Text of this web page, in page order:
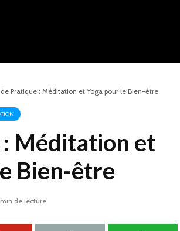
Pratique : Méditation et Yoga pour le Bien-être
Méditation et
Bien-être
de lecture